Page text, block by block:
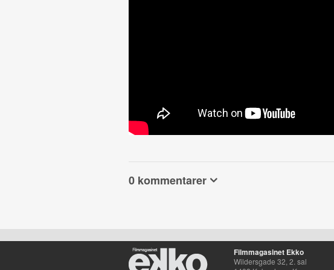
0 kommentarer
Filmmagasinet Ekko
Wildersgade 32, 2. sal